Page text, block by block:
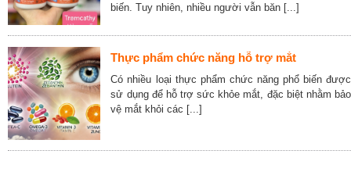
biến. Tuy nhiên, nhiều người vẫn băn [...]
Thực phẩm chức năng hỗ trợ mắt
Có nhiều loại thực phẩm chức năng phổ biến được
sử dụng để hỗ trợ sức khỏe mắt, đặc biệt nhằm bảo
vệ mắt khỏi các [...]